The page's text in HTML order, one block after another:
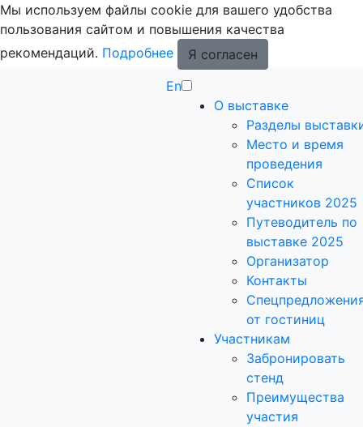
Мы используем файлы cookie для вашего удобства
пользования сайтом и повышения качества
рекомендаций. Подробнее
Я согласен
En
О выставке
Разделы
Место и время
проведения
Список
участников 2025
Путеводитель по
выставке 2025
Организатор
Контакты
от гостиниц
Участникам
Забронировать
стенд
Преимущества
участия